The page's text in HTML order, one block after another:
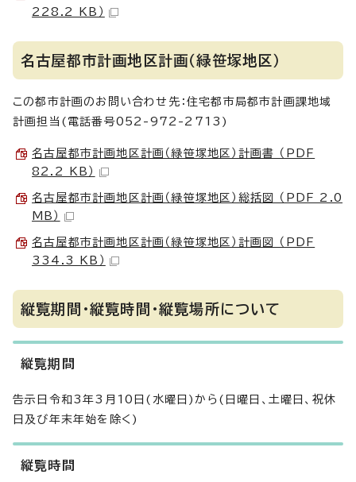
228.2 KB）
名古屋都市計画地区計画（緑笹塚地区）
この都市計画のお問い合わせ先：住宅都市局都市計画課地域
計画担当(電話番号052-972-2713)
名古屋都市計画地区計画（緑笹塚地区）計画書 （PDF
82.2 KB）
名古屋都市計画地区計画（緑笹塚地区）総括図 （PDF 2.0
MB）
名古屋都市計画地区計画（緑笹塚地区）計画図 （PDF
334.3 KB）
縦覧期間・縦覧時間・縦覧場所について
縦覧期間
告示日令和3年3月10日(水曜日)から(日曜日、土曜日、祝休
日及び年末年始を除く)
縦覧時間